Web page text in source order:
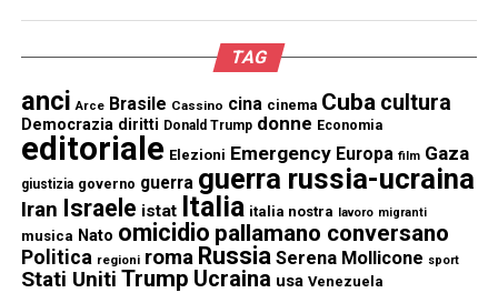
TAG
anci Arce Brasile Cassino cina cinema Cuba cultura
Democrazia diritti Donald Trump donne Economia
editoriale Elezioni Emergency Europa film Gaza
giustizia governo guerra guerra russia-ucraina
Iran Israele istat Italia italia nostra lavoro migranti
musica Nato omicidio pallamano conversano
Politica regioni roma Russia Serena Mollicone sport
Stati Uniti Trump Ucraina usa Venezuela